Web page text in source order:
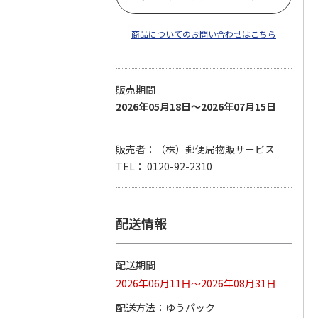
商品についてのお問い合わせはこちら
販売期間
2026年05月18日～2026年07月15日
販売者：（株）郵便局物販サービス
TEL： 0120-92-2310
配送情報
配送期間
2026年06月11日～2026年08月31日
配送方法
ゆうパック